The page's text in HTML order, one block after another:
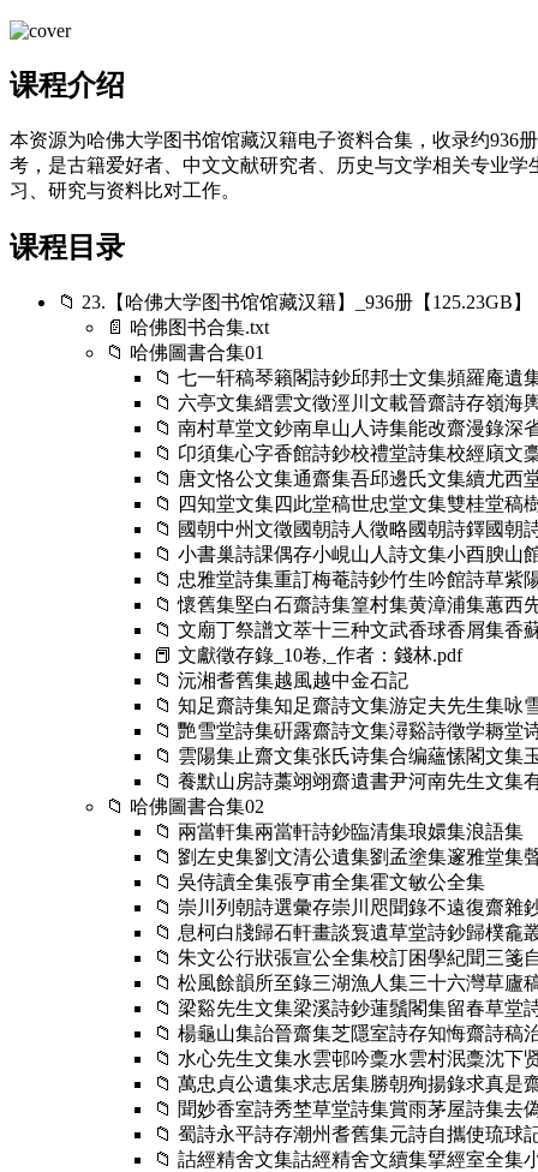
课程介绍
本资源为哈佛大学图书馆馆藏汉籍电子资料合集，收录约936
考，是古籍爱好者、中文文献研究者、历史与文学相关专业
习、研究与资料比对工作。
课程目录
📁 23.【哈佛大学图书馆馆藏汉籍】_936册【125.23GB】
📄 哈佛图书合集.txt
📁 哈佛圖書合集01
📁 七一轩稿琴籟閣詩鈔邱邦士文集頻羅庵遺
📁 六亭文集縉雲文徵涇川文載晉齋詩存嶺海
📁 南村草堂文鈔南阜山人诗集能改齋漫錄深
📁 卬須集心字香館詩鈔校禮堂詩集校經廎文
📁 唐文恪公文集通齋集吾邱邊氏文集續尤西
📁 四知堂文集四此堂稿世忠堂文集雙桂堂稿
📁 國朝中州文徵國朝詩人徵略國朝詩鐸國朝
📁 小書巢詩課偶存小峴山人詩文集小酉腴山
📁 忠雅堂詩集重訂梅菴詩鈔竹生吟館詩草紫
📁 懷舊集堅白石齋詩集篁村集黄漳浦集蕙西
📁 文廟丁祭譜文萃十三种文武香球香屑集香
📕 文獻徵存錄_10卷,_作者：錢林.pdf
📁 沅湘耆舊集越風越中金石記
📁 知足齋詩集知足齋詩文集游定夫先生集咏
📁 艷雪堂詩集硏露齋詩文集潯谿詩徵学耨堂
📁 雲陽集止齋文集张氏诗集合编蘊愫閣文集
📁 養默山房詩藁翊翊齋遺書尹河南先生文集
📁 哈佛圖書合集02
📁 兩當軒集兩當軒詩鈔臨清集琅嬛集浪語集
📁 劉左史集劉文清公遺集劉孟塗集邃雅堂集
📁 吳侍讀全集張亨甫全集霍文敏公全集
📁 崇川列朝詩選彙存崇川咫聞錄不遠復齋雜
📁 息柯白牋歸石軒畫談袌遺草堂詩鈔歸樸龕
📁 朱文公行狀張宣公全集校訂困學紀聞三箋
📁 松風餘韻所至錄三湖漁人集三十六灣草廬
📁 梁谿先生文集梁溪詩鈔蓮鬚閣集留春草堂
📁 楊龜山集詒晉齋集芝隱室詩存知悔齋詩稿
📁 水心先生文集水雲邨吟稾水雲村泯稾沈下
📁 萬忠貞公遺集求志居集勝朝殉揚錄求真
📁 聞妙香室詩秀埜草堂詩集賞雨茅屋詩集去
📁 蜀詩永平詩存潮州耆舊集元詩自攜使琉球
📁 詁經精舍文集詁經精舍文續集揅經室全集